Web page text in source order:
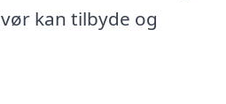
kan tilbyde og